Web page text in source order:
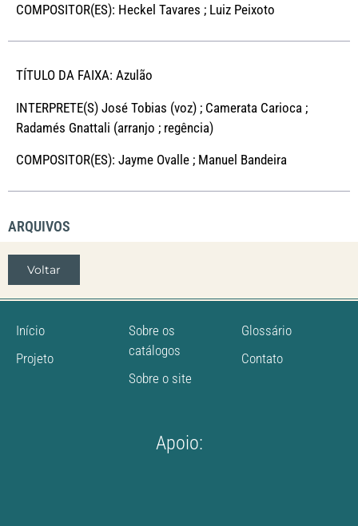
COMPOSITOR(ES): Heckel Tavares ; Luiz Peixoto
TÍTULO DA FAIXA: Azulão
INTERPRETE(S) José Tobias (voz) ; Camerata Carioca ;
Radamés Gnattali (arranjo ; regência)
COMPOSITOR(ES): Jayme Ovalle ; Manuel Bandeira
ARQUIVOS
Voltar
Início
Projeto
Sobre os
catálogos
Sobre o site
Glossário
Contato
Apoio: